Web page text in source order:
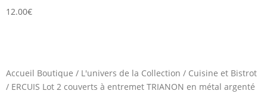
12.00€
Accueil Boutique / L'univers de la Collection / Cuisine et Bistrot
/ ERCUIS Lot 2 couverts à entremet TRIANON en métal argenté